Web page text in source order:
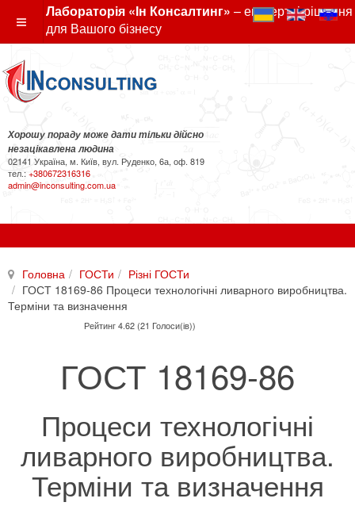
Лабораторія «Ін Консалтинг» – експертні рішення
для Вашого бізнесу
Хорошу пораду може дати тільки дійсно
незацікавлена людина
02141 Україна, м. Київ, вул. Руденко, 6а, оф. 819
тел.: +380672316316
admin@inconsulting.com.ua
Головна ГОСТи
Різні ГОСТи
ГОСТ 18169-86 Процеси технологічні ливарного виробництва.
Терміни та визначення
Рейтинг 4.62 (21 Голоси(ів))
ГОСТ 18169-86
Процеси технологічні
ливарного виробництва.
Терміни та визначення